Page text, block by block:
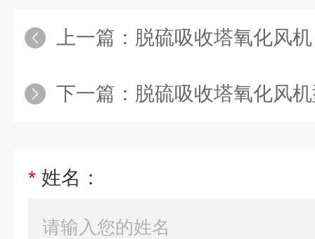
上一篇： 脱硫吸收塔氧化风机
下一篇： 脱硫吸收塔氧化风
* 姓名：